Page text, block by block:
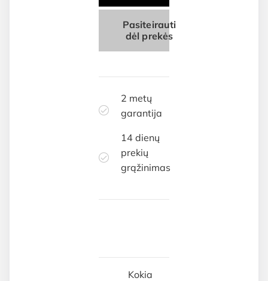
Pasiteirauti
dėl prekės
2 metų
garantija
14 dienų
prekių
grąžinimas
Kokia